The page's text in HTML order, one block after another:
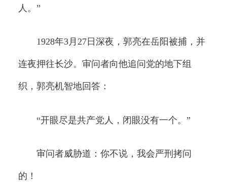
人。”
1928年3月27日深夜，郭亮在岳阳被捕，并
连夜押往长沙。审问者向他追问党的地下组
织，郭亮机智地回答：
“开眼尽是共产党人，闭眼没有一个。”
审问者威胁道：你不说，我会严刑拷问
的！